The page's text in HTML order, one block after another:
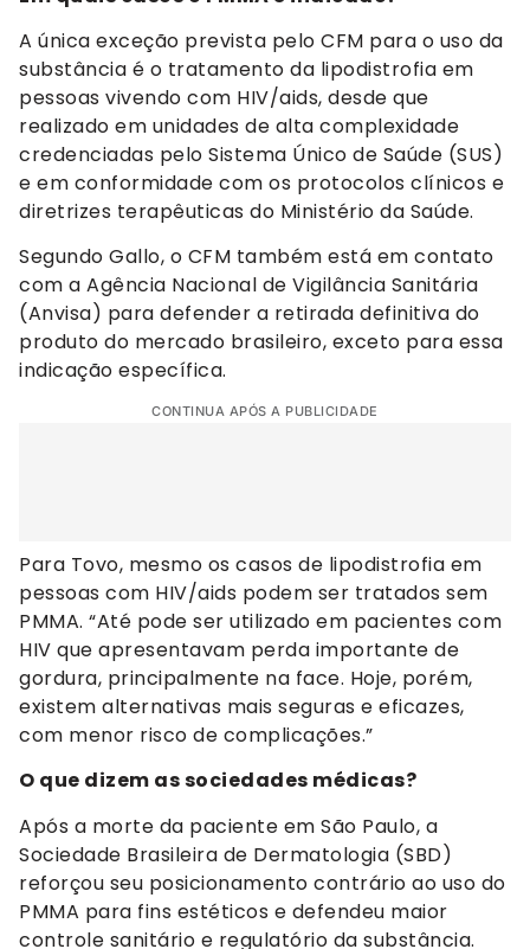
A única exceção prevista pelo CFM para o uso da
substância é o tratamento da lipodistrofia em
pessoas vivendo com HIV/aids, desde que
realizado em unidades de alta complexidade
credenciadas pelo Sistema Único de Saúde (SUS)
e em conformidade com os protocolos clínicos e
diretrizes terapêuticas do Ministério da Saúde.
Segundo Gallo, o CFM também está em contato
com a Agência Nacional de Vigilância Sanitária
(Anvisa) para defender a retirada definitiva do
produto do mercado brasileiro, exceto para essa
indicação específica.
CONTINUA APÓS A PUBLICIDADE
Para Tovo, mesmo os casos de lipodistrofia em
pessoas com HIV/aids podem ser tratados sem
PMMA. “Até pode ser utilizado em pacientes com
HIV que apresentavam perda importante de
gordura, principalmente na face. Hoje, porém,
existem alternativas mais seguras e eficazes,
com menor risco de complicações.”
O que dizem as sociedades médicas?
Após a morte da paciente em São Paulo, a
Sociedade Brasileira de Dermatologia (SBD)
reforçou seu posicionamento contrário ao uso do
PMMA para fins estéticos e defendeu maior
controle sanitário e regulatório da substância.